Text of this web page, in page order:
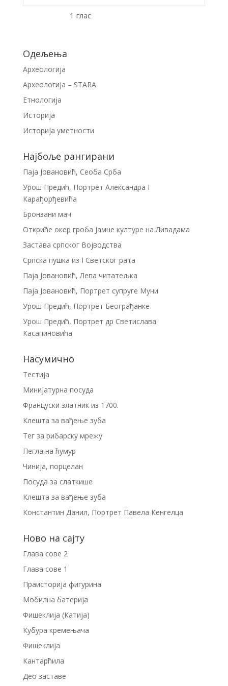
1 глас
Одељења
Археологија
Археологија – STARA
Етнологија
Историја
Историја уметности
Најбоље рангирани
Паја Јовановић, Сеоба Срба
Урош Предић, Портрет Александра I
Карађорђевића
Бронзани мач
Откриће окер гроба Јамне културе на Ливадама
Застава српског Војводства
Српска пушка из I Светског рата
Паја Јовановић, Лепа читатељка
Паја Јовановић, Портрет супруге Муни
Урош Предић, Портрет Београђанке
Урош Предић, Портрет др Светислава
Касапиновића
Насумично
Тестија
Минијатурна посуда
Француски златник из 1700.
Клешта за вађење зуба
Тег за рибарску мрежу
Пегла на ћумур
Чинија, порцелан
Посуда за слаткише
Клешта за вађење зуба
Константин Данил, Портрет Павела Кенгелца
Ново на сајту
Глава сове 2
Глава сове 1
Праисторија фигурина
Мобилна батерија
Фишеклија (Катија)
Кубура кремењача
Фишеклија
Кантарћила
Део заставе